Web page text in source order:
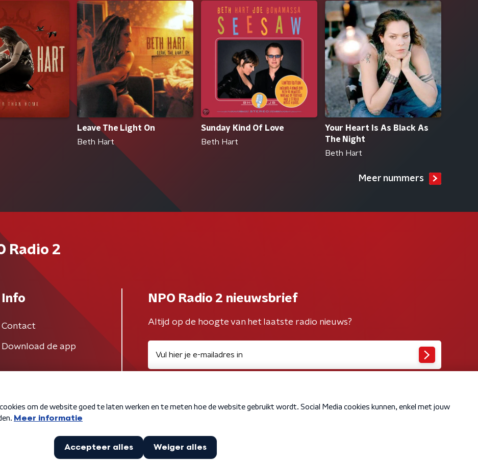
Leave The Light On
Beth Hart
Sunday Kind Of Love
Beth Hart
Your Heart Is As Black As
The Night
Beth Hart
Meer nummers
Radio 2
Info
Contact
Download de app
NPO Radio 2 nieuwsbrief
Altijd op de hoogte van het laatste radio nieuws?